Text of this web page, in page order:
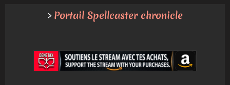
> Portail Spellcaster chronicle